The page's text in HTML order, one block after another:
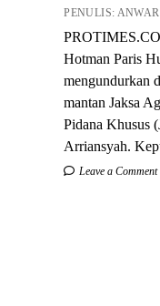
PENULIS:
Hotman Paris
mengundurkan
mantan Jaksa
Pidana Khusus
Arriansyah.
Leave a Comment